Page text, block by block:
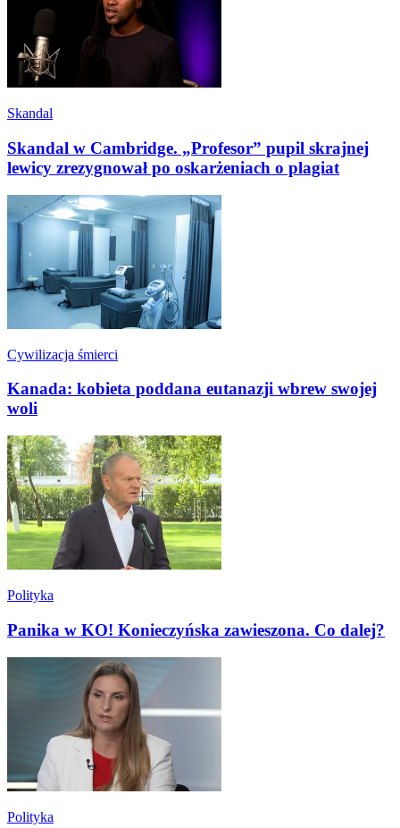
Skandal
Skandal w Cambridge. „Profesor” pupil skrajnej
lewicy zrezygnował po oskarżeniach o plagiat
Cywilizacja śmierci
Kanada: kobieta poddana eutanazji wbrew swojej
woli
Polityka
Panika w KO! Konieczyńska zawieszona. Co dalej?
Polityka